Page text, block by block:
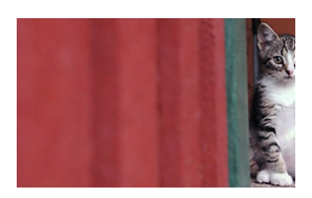
충분히 먹고, 너른 뜰에서 서로 뒹굴며 싸우기도 하면서사회성을 익혀,
건강한 몸과 마음으로 자라납니다.마치 도장툴로 찍어 놓은 것처럼 꼭 닮
은 세 마리 고양이들. 한데 무리로부터 슬그머니 떨어져 어디론가 가는
아기고양이가 있습니다. 숨겨둔 맛있는 것이라도 혼자 먹으러 가는 건
지... 궁금한 마음에 살그머니 뒤따라가니, 뜻밖의 보물단지가 숨겨져 있